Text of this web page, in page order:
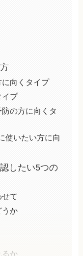
向くタイプ
イプ
の方に向くタ
使いたい方に向
したい5つの
て
うか
るか